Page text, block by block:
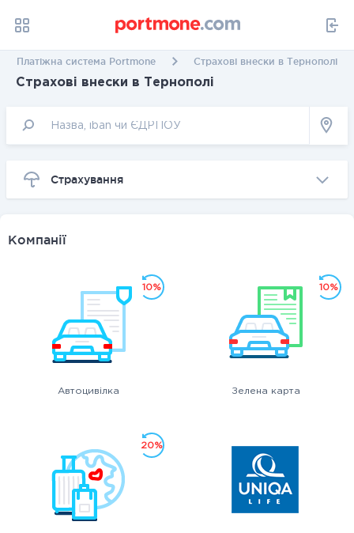
Платіжна система Portmone Страхові внески в Тернополі
Страхові внески в Тернополі
Страхування
Компанії
Автоцивілка
10%
Зелена карта
10%
20%